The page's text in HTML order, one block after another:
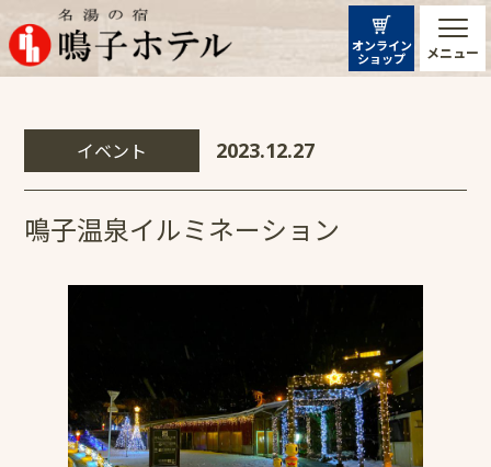
メニュー
オンライン
ショップ
イベント 2023.12.27
鳴子温泉イルミネーション